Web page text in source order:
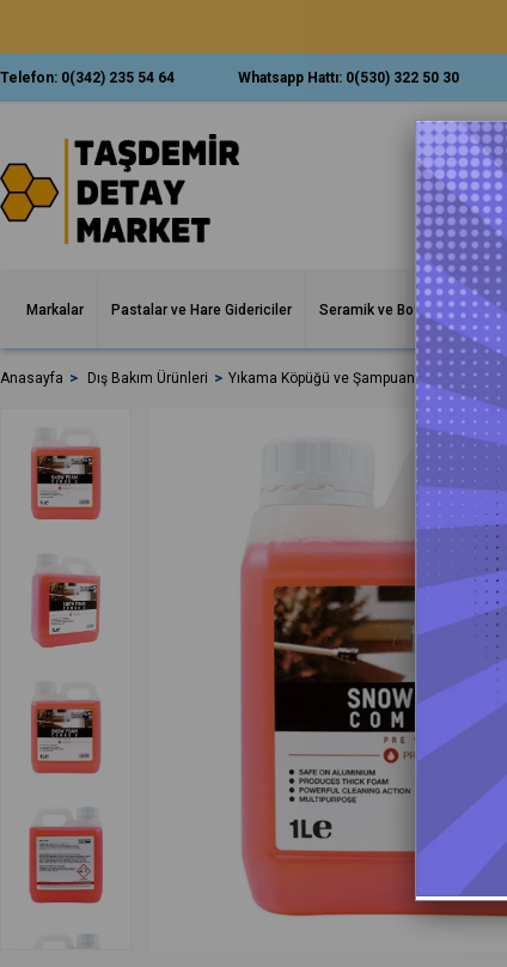
Telefon: 0(342) 235 54 64 Whatsapp Hattı: 0(530) 322 50 30
Markalar Pastalar ve Hare Gidericiler Seramik ve Boya Korumalar
Anasayfa Dış Bakım Ürünleri Yıkama Köpüğü ve Şampuanlar Valet